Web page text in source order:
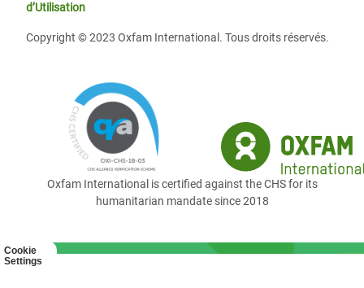
Cookie
Settings
d’Utilisation
Copyright © 2023 Oxfam International. Tous droits réservés.
Oxfam International is certified against the CHS for its
humanitarian mandate since 2018